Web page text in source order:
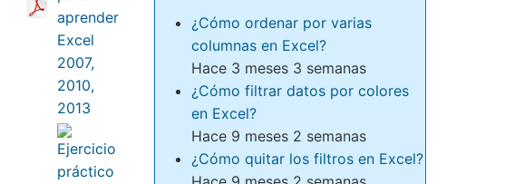
¿Cómo ordenar por varias
columnas en Excel?
Hace 3 meses 3 semanas
¿Cómo filtrar datos por colores
en Excel?
Hace 9 meses 2 semanas
¿Cómo quitar los filtros en Excel?